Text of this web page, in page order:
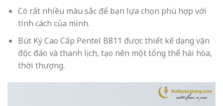
Có rất nhiều màu sắc để bạn lựa chọn phù hợp với
tính cách của mình.
Bút Ký Cao Cấp Pentel B811 được thiết kế dạng vặn
độc đáo và thanh lịch, tạo nên một tổng thể hài hòa,
thời thượng.